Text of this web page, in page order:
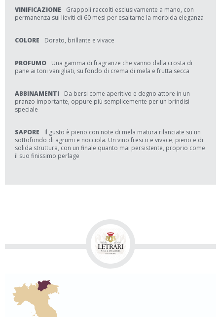
VINIFICAZIONE
Grappoli raccolti esclusivamente a mano, con
permanenza sui lieviti di 60 mesi per esaltarne la morbida eleganza
COLORE Dorato, brillante e vivace
PROFUMO
Una gamma di fragranze che vanno dalla crosta di
pane ai toni vanigliati, su fondo di crema di mela e frutta secca
ABBINAMENTI
Da bersi come aperitivo e degno attore in un
pranzo importante, oppure più semplicemente per un brindisi
speciale
SAPORE
Il gusto è pieno con note di mela matura rilanciate su un
sottofondo di agrumi e nocciola. Un vino fresco e vivace, pieno e di
solida struttura, con un finale quanto mai persistente, proprio come
il suo finissimo perlage